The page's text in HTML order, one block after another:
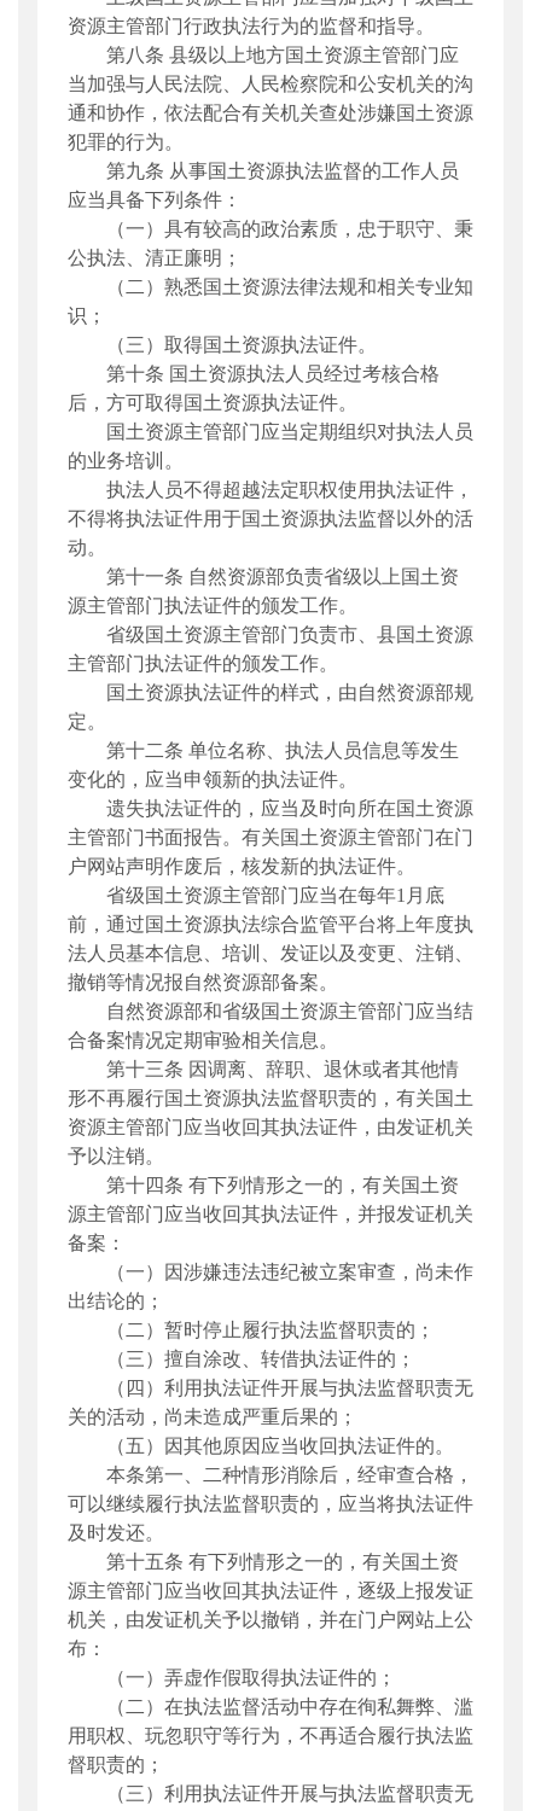
资源主管部门行政执法行为的监督和指导。
第八条 县级以上地方国土资源主管部门应
当加强与人民法院、人民检察院和公安机关的沟
通和协作，依法配合有关机关查处涉嫌国土资源
犯罪的行为。
第九条 从事国土资源执法监督的工作人员
应当具备下列条件：
（一）具有较高的政治素质，忠于职守、秉
公执法、清正廉明；
（二）熟悉国土资源法律法规和相关专业知
识；
（三）取得国土资源执法证件。
第十条 国土资源执法人员经过考核合格
后，方可取得国土资源执法证件。
国土资源主管部门应当定期组织对执法人员
的业务培训。
执法人员不得超越法定职权使用执法证件，
不得将执法证件用于国土资源执法监督以外的活
动。
第十一条 自然资源部负责省级 以上 国土资
源主管部门执法证件的颁发工作。
省级国土资源主管部门负责市、县国土资源
主管部门执法证件的颁发工作。
国土资源执法证件的样式 ， 由自然资源部规
定。
第十二条 单位名称、 执法人员信息等发生
变化的 ， 应当申领新的执法证件。
遗失执法证件的，应当及时向所在国土资源
主管部门书面报告。 有关国土资源主管部门在门
户网站声明作废后， 核发新的执法证件。
省级国土资源主管部门应当在每年1月底
前 ， 通过国土资源执法综合监管平台将上年度执
法人员基本信息、培训、发证 以及变更 、注销、
撤销等情况报自然资源部备案。
自然资源部和省级国土资源主管部门应当结
合备案情况定期审验相关信息。
第十三条 因调离、辞职、退休或者其他情
形不再履行国土资源执法监督职责的， 有关国土
资源主管部门应当收回其执法证件 ， 由发证机关
予以注销。
第十四条 有下列情形之一的， 有关国土资
源主管部门应当收回其执法证件，并报发证机关
备案 ：
（一）因涉嫌违法违纪被立案审查，尚未作
出结论的；
（二）暂时停止履行执法监督职责的；
（三）擅自涂改、转借执法证件的；
（ 四 ）利用执法证件开展与执法监督职责无
关的活动，尚未造成严重后果的；
（五） 因其他原因应当收回执法证件的。
本条第一、二种情形消除后，经审查合格，
可以继续履行执法监督职责的，应当将执法证件
及时发还。
第十五条 有下列情形之一的 ，有关国土资
源主管部门应当收回其执法证件 ，逐级上报发证
机关， 由发证机关予以撤销，并在门户网站上公
布 ：
（一）弄虚作假取得执法证件的；
（二）在执法监督活动中存在徇私舞弊、滥
用职权、玩忽职守等行为，不再适合履行执法监
督职责的；
（三）利用执法证件开展与执法监督职责无